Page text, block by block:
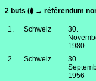
2 buts (⧫ → référendum
1. Schweiz
30.
1980
2. Schweiz
30.
1956